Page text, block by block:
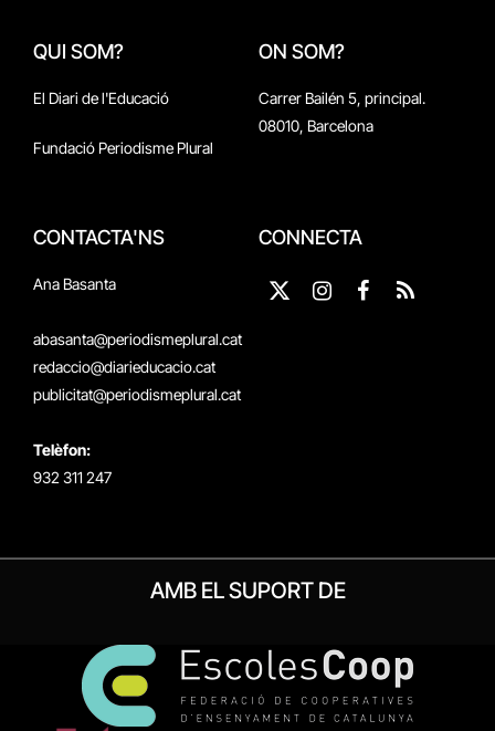
QUI SOM?
El Diari de l'Educació
Fundació Periodisme Plural
ON SOM?
Carrer Bailén 5, principal.
08010, Barcelona
CONTACTA'NS
Ana Basanta
abasanta@periodismeplural.cat
redaccio@diarieducacio.cat
publicitat@periodismeplural.cat
Telèfon:
932 311 247
CONNECTA
X
InstagramFacebook
RSS
AMB EL SUPORT DE